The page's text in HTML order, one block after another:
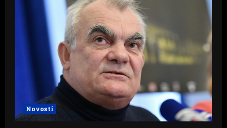
Novosti